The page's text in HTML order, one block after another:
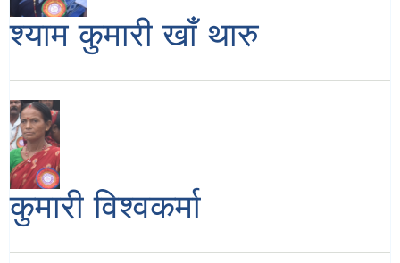
श्याम कुमारी खाँ थारु
कुमारी विश्वकर्मा